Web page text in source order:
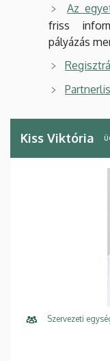
Az
friss
pályázás
Kiss Viktória
Szervezeti